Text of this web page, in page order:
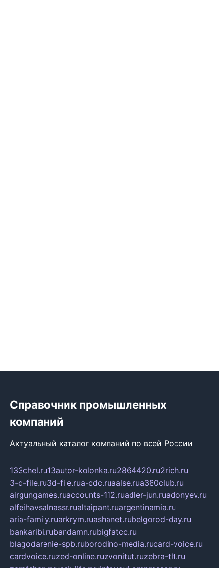
Справочник промышленных
компаний
Актуальный каталог компаний по всей России
133chel.ru13autor-kolonka.ru2864420.ru2rich.ru
3-d-file.ru3d-file.rua-cdc.ruaalse.rua380club.ru
airgungames.ruaccounts-112.ruadler-jun.ruadonyev.ru
alfeihavsalnassr.rualtaipant.ruargentinamia.ru
aria-family.ruarkrym.ruashanet.rubelgorod-day.ru
bankaribi.rubandamn.rubigfatcc.ru
blagodarenie-spb.ruborodino-media.rucard-voice.ru
cardvoice.ruzed-online.ruzvonitut.ruzebra-tlt.ru